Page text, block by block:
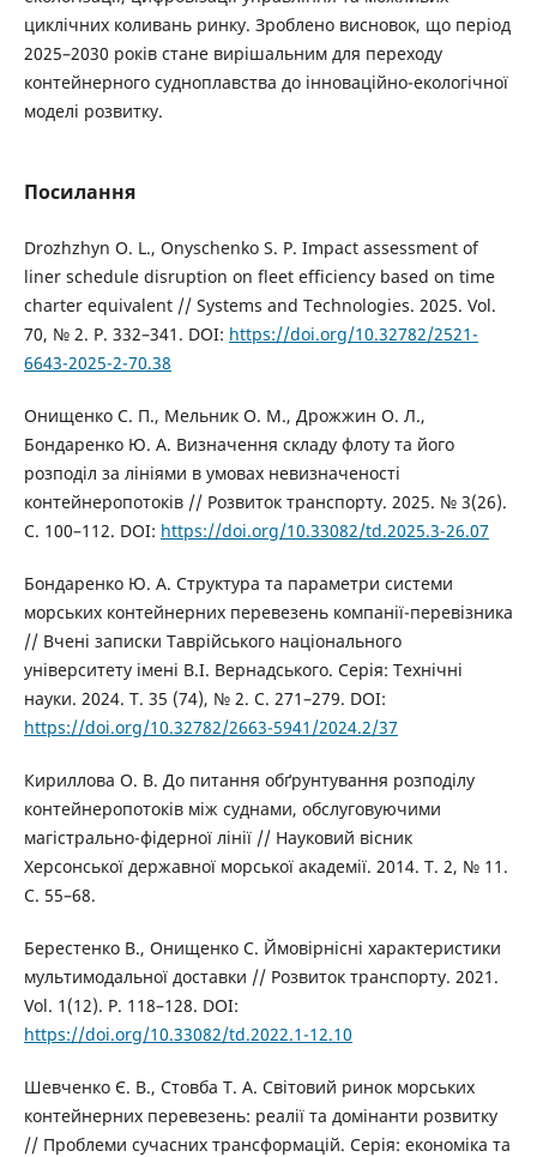
циклічних коливань ринку. Зроблено висновок, що період
2025–2030 років стане вирішальним для переходу
контейнерного судноплавства до інноваційно-екологічної
моделі розвитку.
Посилання
Drozhzhyn O. L., Onyschenko S. P. Impact assessment of
liner schedule disruption on fleet efficiency based on time
charter equivalent // Systems and Technologies. 2025. Vol.
70, № 2. P. 332–341. DOI: https://doi.org/10.32782/2521-
6643-2025-2-70.38
Онищенко С. П., Мельник О. М., Дрожжин О. Л.,
Бондаренко Ю. А. Визначення складу флоту та його
розподіл за лініями в умовах невизначеності
контейнеропотоків // Розвиток транспорту. 2025. № 3(26).
С. 100–112. DOI: https://doi.org/10.33082/td.2025.3-26.07
Бондаренко Ю. А. Структура та параметри системи
морських контейнерних перевезень компанії-перевізника
// Вчені записки Таврійського національного
університету імені В.І. Вернадського. Серія: Технічні
науки. 2024. Т. 35 (74), № 2. С. 271–279. DOI:
https://doi.org/10.32782/2663-5941/2024.2/37
Кириллова О. В. До питання обґрунтування розподілу
контейнеропотоків між суднами, обслуговуючими
магістрально-фідерної лінії // Науковий вісник
Херсонської державної морської академії. 2014. Т. 2, № 11.
С. 55–68.
Берестенко В., Онищенко С. Ймовірнісні характеристики
мультимодальної доставки // Розвиток транспорту. 2021.
Vol. 1(12). P. 118–128. DOI:
https://doi.org/10.33082/td.2022.1-12.10
Шевченко Є. В., Стовба Т. А. Світовий ринок морських
контейнерних перевезень: реалії та домінанти розвитку
// Проблеми сучасних трансформацій. Серія: економіка та